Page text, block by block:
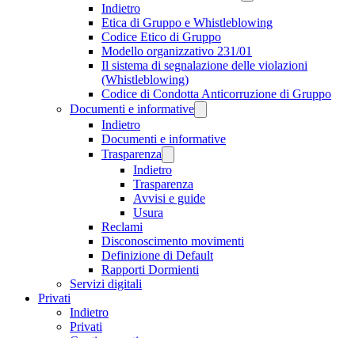
Indietro
Etica di Gruppo e Whistleblowing
Codice Etico di Gruppo
Modello organizzativo 231/01
Il sistema di segnalazione delle violazioni
(Whistleblowing)
Codice di Condotta Anticorruzione di Gruppo
Documenti e informative
Indietro
Documenti e informative
Trasparenza
Indietro
Trasparenza
Avvisi e guide
Usura
Reclami
Disconoscimento movimenti
Definizione di Default
Rapporti Dormienti
Servizi digitali
Privati
Indietro
Privati